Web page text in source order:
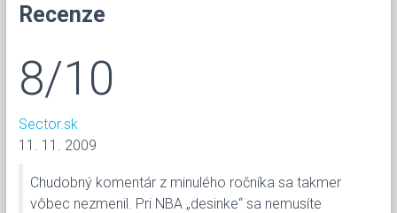
Recenze
8/10
Sector.sk
11. 11. 2009
Chudobný komentár z minulého ročníka sa takmer
vôbec nezmenil. Pri NBA „desinke“ sa nemusíte